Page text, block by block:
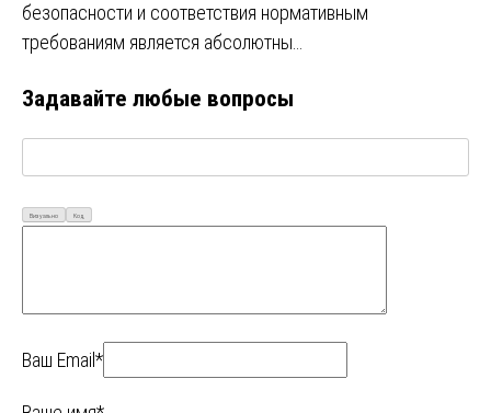
безопасности и соответствия нормативным
требованиям является абсолютны…
Задавайте любые вопросы
Визуально Код
Ваш Email*